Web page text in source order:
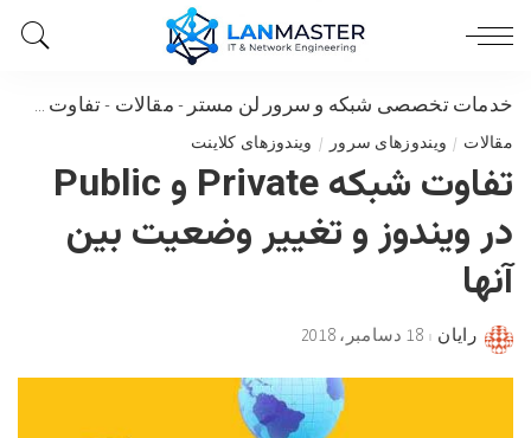
خدمات تخصصی شبکه و سرور لن مستر - مقالات - تفاوت شبکه Private و Public در ویندوز و تغییر وضعیت بین آنها
مقالات ویندوزهای سرور ویندوزهای کلاینت
تفاوت شبکه Private و Public
در ویندوز و تغییر وضعیت بین
آنها
Posted
رایان 18 دسامبر، 2018